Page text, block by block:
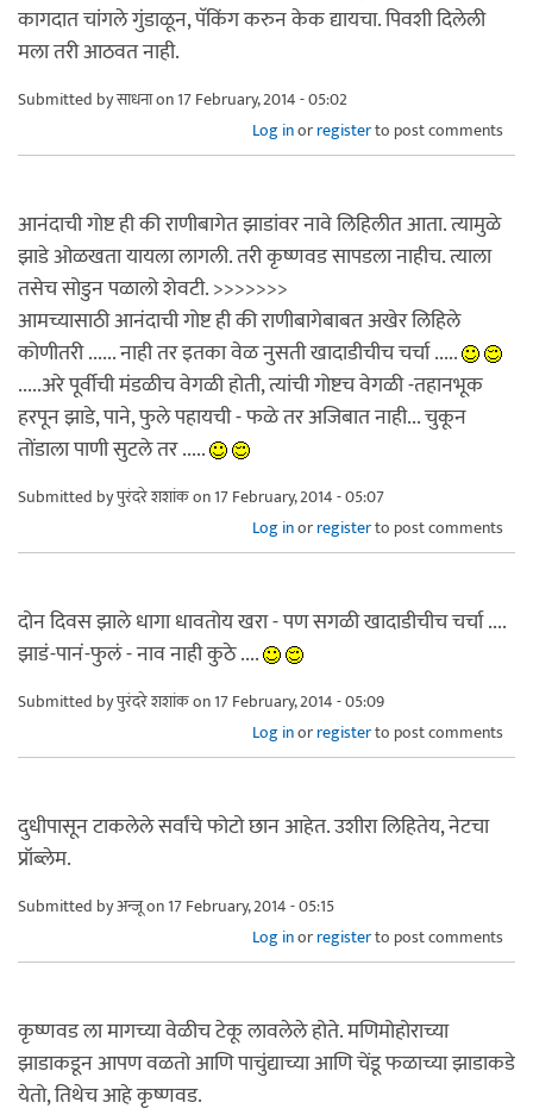
कागदात चांगले गुंडाळून, पॅकिंग करुन केक द्यायचा. पिवशी दिलेली
मला तरी आठवत नाही.
Submitted byसाधनाon 17 February, 2014 - 05:02
Log inorregisterto post comments
आनंदाची गोष्ट ही की राणीबागेत झाडांवर नावे लिहिलीत आता. त्यामुळे
झाडे ओळखता यायला लागली. तरी कृष्णवड सापडला नाहीच. त्याला
तसेच सोडुन पळालो शेवटी. >>>>>>>
आमच्यासाठी आनंदाची गोष्ट ही की राणीबागेबाबत अखेर लिहिले
कोणीतरी ...... नाही तर इतका वेळ नुसती खादाडीचीच चर्चा .....
.....अरे पूर्वीची मंडळीच वेगळी होती, त्यांची गोष्टच वेगळी -तहानभूक
हरपून झाडे, पाने, फुले पहायची - फळे तर अजिबात नाही... चुकून
तोंडाला पाणी सुटले तर .....
Submitted byपुरंदरे शशांकon 17 February, 2014 - 05:07
Log inorregisterto post comments
दोन दिवस झाले धागा धावतोय खरा - पण सगळी खादाडीचीच चर्चा ....
झाडं-पानं-फुलं - नाव नाही कुठे ....
Submitted byपुरंदरे शशांकon 17 February, 2014 - 05:09
Log inorregisterto post comments
दुधीपासून टाकलेले सर्वांचे फोटो छान आहेत. उशीरा लिहितेय, नेटचा
प्रॉब्लेम.
Submitted byअन्जूon 17 February, 2014 - 05:15
Log inorregisterto post comments
कृष्णवड ला मागच्या वेळीच टेकू लावलेले होते. मणिमोहोराच्या
झाडाकडून आपण वळतो आणि पाचुंद्याच्या आणि चेंडू फळाच्या झाडाकडे
येतो, तिथेच आहे कृष्णवड.